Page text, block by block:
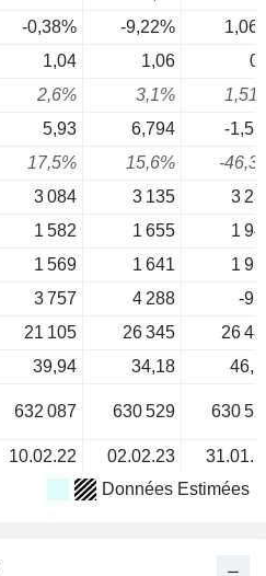
-0,38% -9,22%
1,04 1,06
2,6% 3,1%
5,93 6,794
-
17,5% 15,6%
-
3 084 3 135
3
1 582 1 655
1
1 569 1 641
1
3 757 4 288
-
21 105 26 345
26
39,94 34,18
632 087 630 529 630
10.02.22 02.02.23
Données Estimées